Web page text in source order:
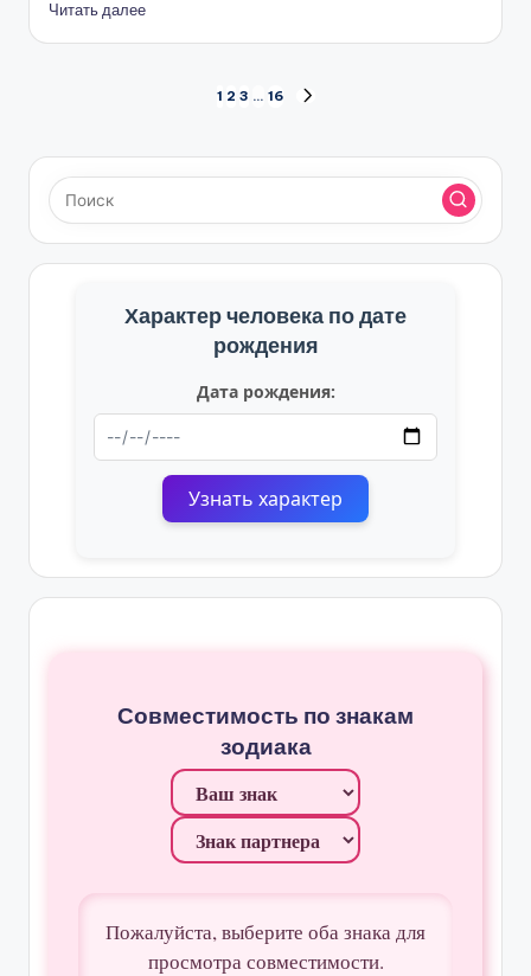
Читать далее
записей
1 2 3 … 16
Характер человека по дате
рождения
Дата рождения:
Узнать характер
Совместимость по знакам
зодиака
Пожалуйста, выберите оба знака для
просмотра совместимости.